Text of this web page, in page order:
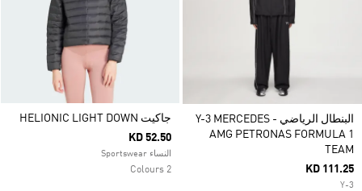
البنطال الرياضي Y-3 MERCEDES -
AMG PETRONAS FORMULA 1
TEAM
KD 111.25
Y-3
جاكيت HELIONIC LIGHT DOWN
KD 52.50
النساء Sportswear
2 Colours